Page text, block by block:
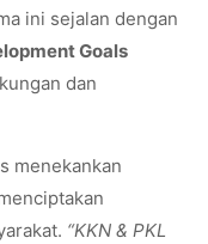
ini sejalan dengan
Goals
dan
menekankan
“KKN & PKL